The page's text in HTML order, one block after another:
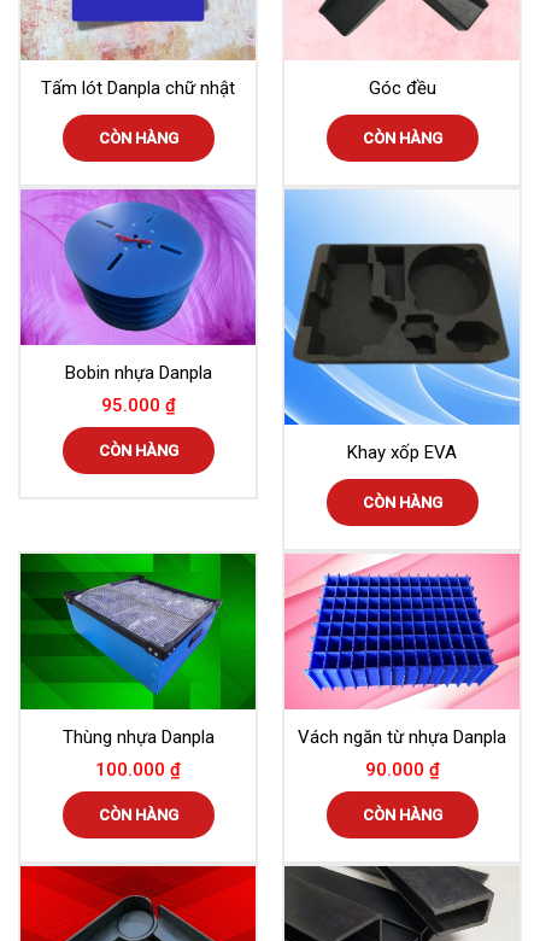
Tấm lót Danpla chữ nhật
CÒN HÀNG
Góc đều
CÒN HÀNG
Bobin nhựa Danpla
95.000 ₫
CÒN HÀNG Khay xốp EVA
CÒN HÀNG
Thùng nhựa Danpla
100.000 ₫
CÒN HÀNG
Vách ngăn từ nhựa Danpla
90.000 ₫
CÒN HÀNG